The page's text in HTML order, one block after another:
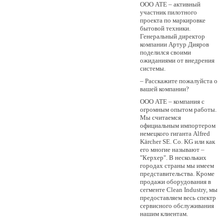
OOO АТЕ – активный
участник пилотного
проекта по маркировке
бытовой техники.
Генеральный директор
компании Артур Дияров
поделился своими
ожиданиями от внедрения
системы.
– Расскажите пожалуйста о
вашей компании?
OOO АТЕ – компания с
огромным опытом работы.
Мы считаемся
официальным импортером
немецкого гиганта Alfred
Kärcher SE. Co. KG или как
его многие называют –
"Керхер". В нескольких
городах страны мы имеем
представительства. Кроме
продажи оборудования в
сегменте Clean Industry, мы
предоставляем весь спектр
сервисного обслуживания
нашим клиентам.